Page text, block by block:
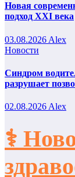
Новая
подход XXI века
03.08.2026 Alex
Новости
Синдром
разрушает
02.08.2026 Alex
⚕️